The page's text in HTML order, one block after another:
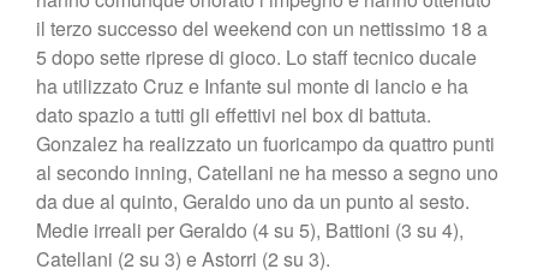
il terzo successo del weekend con un nettissimo 18 a
5 dopo sette riprese di gioco. Lo staff tecnico ducale
ha utilizzato Cruz e Infante sul monte di lancio e ha
dato spazio a tutti gli effettivi nel box di battuta.
Gonzalez ha realizzato un fuoricampo da quattro punti
al secondo inning, Catellani ne ha messo a segno uno
da due al quinto, Geraldo uno da un punto al sesto.
Medie irreali per Geraldo (4 su 5), Battioni (3 su 4),
Catellani (2 su 3) e Astorri (2 su 3).